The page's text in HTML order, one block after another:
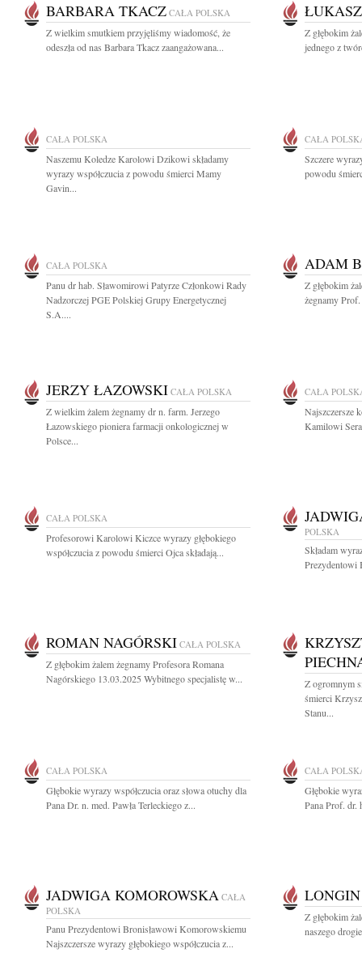
BARBARA TKACZ CAŁA POLSKA
Z wielkim smutkiem przyjęliśmy wiadomość, że
odeszła od nas Barbara Tkacz zaangażowana...
Z głębokim
jednego z
CAŁA POLSKA
Naszemu Koledze Karolowi Dzikowi składamy
wyrazy współczucia z powodu śmierci Mamy
Gavin...
CAŁA
Szczere
powodu
CAŁA POLSKA
Panu dr hab. Sławomirowi Patyrze Członkowi Rady
Nadzorczej PGE Polskiej Grupy Energetycznej
S.A....
ADAM
Z głębokim
żegnamy
JERZY ŁAZOWSKI CAŁA POLSKA
Z wielkim żalem żegnamy dr n. farm. Jerzego
Łazowskiego pioniera farmacji onkologicznej w
Polsce...
CAŁA
Najszczersze
Kamilowi
CAŁA POLSKA
Profesorowi Karolowi Kiczce wyrazy głębokiego
współczucia z powodu śmierci Ojca składają...
POLSKA
Składam
Prezydentowi
ROMAN NAGÓRSKI CAŁA POLSKA
Z głębokim żalem żegnamy Profesora Romana
Nagórskiego 13.03.2025 Wybitnego specjalistę w...
Z ogromnym
śmierci
Stanu...
CAŁA POLSKA
Głębokie wyrazy współczucia oraz słowa otuchy dla
Pana Dr. n. med. Pawła Terleckiego z...
CAŁA
Głębokie
Pana Prof. dr.
JADWIGA KOMOROWSKA CAŁA
POLSKA
Panu Prezydentowi Bronisławowi Komorowskiemu
Najszczersze wyrazy głębokiego współczucia z...
Z głębokim
naszego